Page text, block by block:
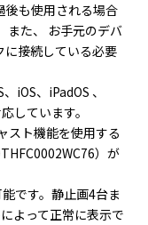
後も使用される場合
また、 お手元のデバ
に接続している必要
iOS、iPadOS 、
しています。
スト機能を使用する
）が
です。静止画4台ま
よって正常に表示で